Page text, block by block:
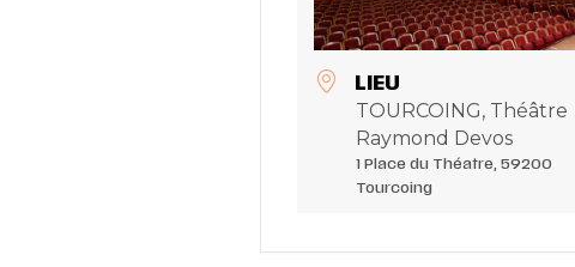
LIEU
TOURCOING, Théâtre
Raymond Devos
1 Place du Théatre, 59200
Tourcoing